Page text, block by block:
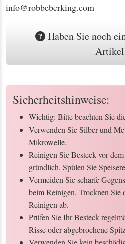
info@robbeberking.com
Haben Sie noch
Sicherheitshinweise:
Wichtig: Bitte beachten Sie
Verwenden Sie Silber und
Mikrowelle.
Reinigen Sie Besteck vor
gründlich. Spülen Sie
Vermeiden Sie scharfe
beim Reinigen. Trocknen Sie
Reinigen ab.
Prüfen Sie Ihr Besteck
Risse oder abgebrochene